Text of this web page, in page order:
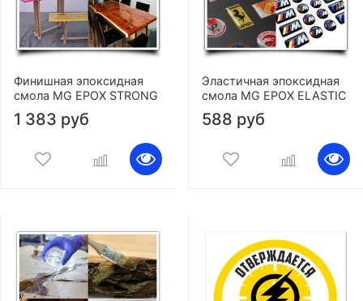
Финишная эпоксидная
смола MG EPOX STRONG
1 383 руб
Эластичная эпоксидная
смола MG EPOX ELASTIC
588 руб